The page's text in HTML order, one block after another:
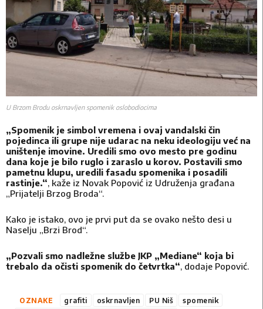
U Brzom Brodu oskrnavljen spomenik oslobodiocima
„Spomenik je simbol vremena i ovaj vandalski čin
pojedinca ili grupe nije udarac na neku ideologiju već na
uništenje imovine. Uredili smo ovo mesto pre godinu
dana koje je bilo ruglo i zaraslo u korov. Postavili smo
pametnu klupu, uredili fasadu spomenika i posadili
rastinje.“, kaže iz Novak Popović iz Udruženja građana
„Prijatelji Brzog Broda“.
Kako je istako, ovo je prvi put da se ovako nešto desi u
Naselju „Brzi Brod“.
„Pozvali smo nadležne službe JKP „Mediane“ koja bi
trebalo da očisti spomenik do četvrtka“, dodaje Popović.
OZNAKE grafiti oskrnavljen PU Niš
spomenik